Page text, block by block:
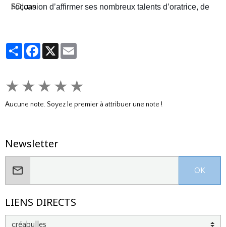
l’occasion d’affirmer ses nombreux talents d’oratrice, de
SDJuan
PartagerFacebook
X
★ ★ ★ ★ ★
Aucune note. Soyez le premier à attribuer une note !
Newsletter
OK
LIENS DIRECTS